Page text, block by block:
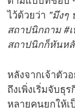
ไว้ด้วยว่า "มึงๆ
สถาปนิกถาม #
สถาปนิกก็หันห
หลังจากเจ้าตัว
ถึงเพิ่งเริ่มจับธุร
หลายคนยกให้เ